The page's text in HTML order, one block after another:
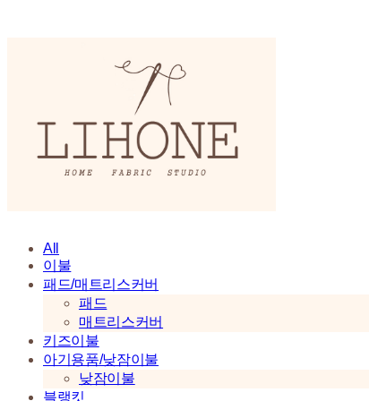
All
이불
패드/매트리스커버
패드
매트리스커버
키즈이불
아기용품/낮잠이불
낮잠이불
블랭킷